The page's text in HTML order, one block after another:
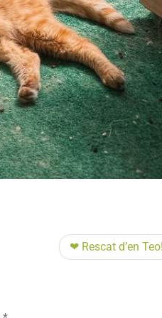
❤ Rescat d’en